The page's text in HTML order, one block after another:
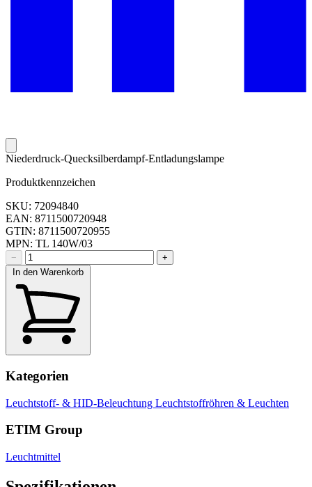
Niederdruck-Quecksilberdampf-Entladungslampe
Produktkennzeichen
SKU: 72094840
EAN: 8711500720948
GTIN: 8711500720955
MPN: TL 140W/03
−
+
In den Warenkorb
Kategorien
Leuchtstoff- & HID-Beleuchtung Leuchtstoffröhren & Leuchten
ETIM Group
Leuchtmittel